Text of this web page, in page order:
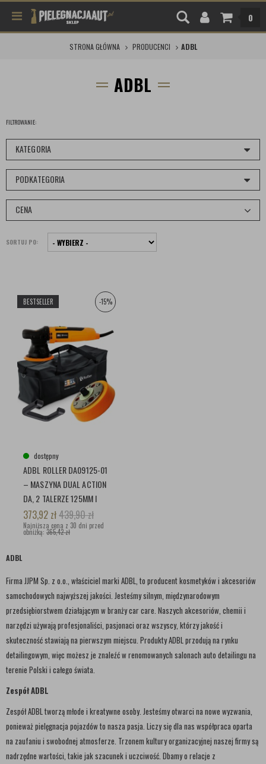
0
STRONA GŁÓWNA PRODUCENCI ADBL
ADBL
FILTROWANIE:
KATEGORIA
PODKATEGORIA
CENA
SORTUJ PO:
-15%
BESTSELLER
dostępny
ADBL ROLLER DA09125-01
– MASZYNA DUAL ACTION
DA, 2 TALERZE 125MM I
75MM + TORBA
373,92 zł439,90zł
Najniższa cena z 30 dni przed
obniżką: 365,42 zł
ADBL
Firma JJPM Sp. z o.o., właściciel marki ADBL, to producent kosmetyków i akcesoriów
samochodowych najwyższej jakości. Jesteśmy silnym, międzynarodowym
przedsiębiorstwem działającym w branży car care. Naszych akcesoriów, chemii i
narzędzi używają profesjonaliści, pasjonaci oraz wszyscy, którzy jakość i
skuteczność stawiają na pierwszym miejscu. Produkty ADBL przodują na rynku
detailingowym, więc możesz je znaleźć w renomowanych salonach auto detailingu na
terenie Polski i całego świata.
Zespół ADBL
Zespół ADBL tworzą młode i kreatywne osoby. Jesteśmy otwarci na nowe wyzwania,
ponieważ pielęgnacja pojazdów to nasza pasja. Liczy się dla nas współpraca oparta
na zaufaniu i swobodnej atmosferze. Trzonem kultury organizacyjnej naszej firmy są
nadrzędne wartości, takie jak szacunek i uczciwość. Dbamy o relacje z